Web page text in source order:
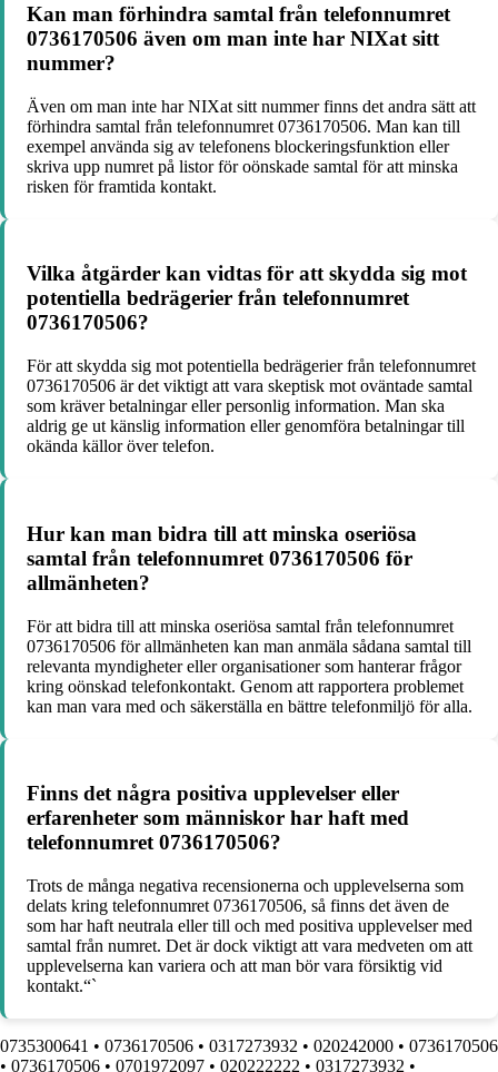
Kan man förhindra samtal från telefonnumret
0736170506 även om man inte har NIXat sitt
nummer?
Även om man inte har NIXat sitt nummer finns det andra sätt att
förhindra samtal från telefonnumret 0736170506. Man kan till
exempel använda sig av telefonens blockeringsfunktion eller
skriva upp numret på listor för oönskade samtal för att minska
risken för framtida kontakt.
Vilka åtgärder kan vidtas för att skydda sig mot
potentiella bedrägerier från telefonnumret
0736170506?
För att skydda sig mot potentiella bedrägerier från telefonnumret
0736170506 är det viktigt att vara skeptisk mot oväntade samtal
som kräver betalningar eller personlig information. Man ska
aldrig ge ut känslig information eller genomföra betalningar till
okända källor över telefon.
Hur kan man bidra till att minska oseriösa
samtal från telefonnumret 0736170506 för
allmänheten?
För att bidra till att minska oseriösa samtal från telefonnumret
0736170506 för allmänheten kan man anmäla sådana samtal till
relevanta myndigheter eller organisationer som hanterar frågor
kring oönskad telefonkontakt. Genom att rapportera problemet
kan man vara med och säkerställa en bättre telefonmiljö för alla.
Finns det några positiva upplevelser eller
erfarenheter som människor har haft med
telefonnumret 0736170506?
Trots de många negativa recensionerna och upplevelserna som
delats kring telefonnumret 0736170506, så finns det även de
som har haft neutrala eller till och med positiva upplevelser med
samtal från numret. Det är dock viktigt att vara medveten om att
upplevelserna kan variera och att man bör vara försiktig vid
kontakt.“`
0735300641 • 0736170506 • 0317273932 • 020242000 • 0736170506
• 0736170506 • 0701972097 • 020222222 • 0317273932 •